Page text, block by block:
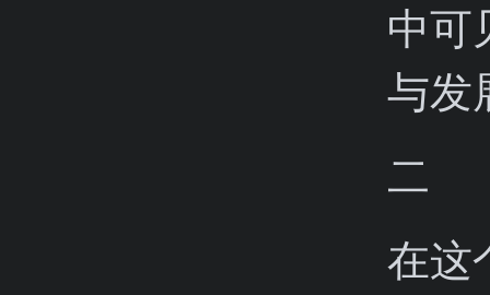
中可
与发
二
在这